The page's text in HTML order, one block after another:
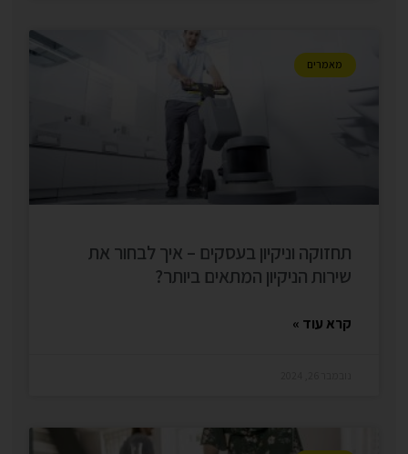
מאמרים
תחזוקה וניקיון בעסקים – איך לבחור את
שירות הניקיון המתאים ביותר?
קרא עוד »